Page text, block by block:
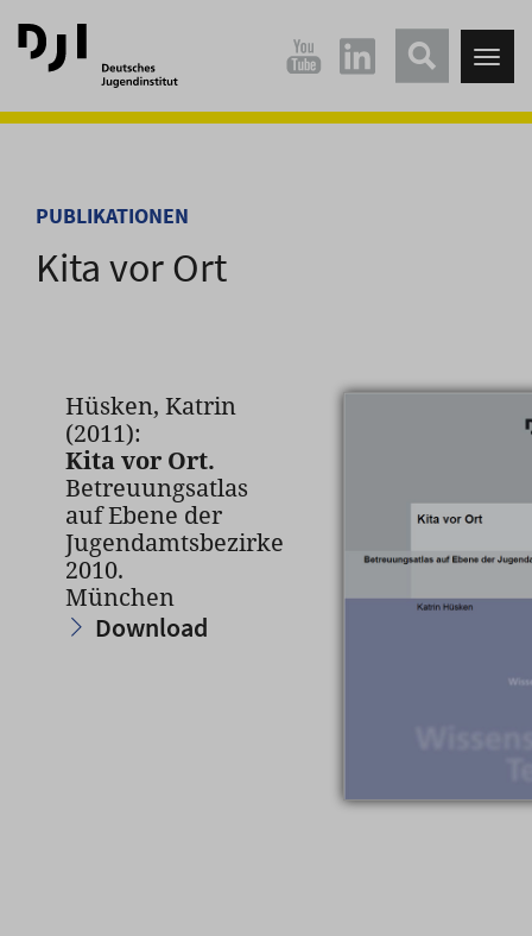
Direkt
zum
Hauptinhalt
Direkt
zum
Hauptmenü
PUBLIKATIONEN
Kita vor Ort
Hüsken, Katrin
(2011):
Kita vor Ort.
Betreuungsatlas
auf Ebene der
Jugendamtsbezirke
2010.
München
Download